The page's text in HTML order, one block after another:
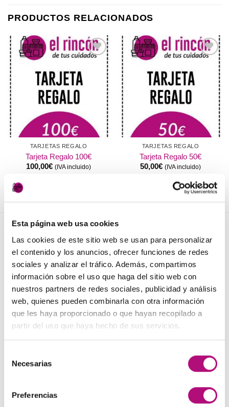
Esta página web usa cookies
Las cookies de este sitio web se usan para personalizar
el contenido y los anuncios, ofrecer funciones de redes
sociales y analizar el tráfico. Además, compartimos
información sobre el uso que haga del sitio web con
nuestros partners de redes sociales, publicidad y análisis
web, quienes pueden combinarla con otra información
que les haya proporcionado o que hayan recopilado a
partir del uso que haya hecho de sus servicios.
Necesarias
Preferencias
PRODUCTOS RELACIONADOS
TARJETAS REGALO
Tarjeta Regalo 100€
100,00€ (IVA incluido)
TARJETAS REGALO
Tarjeta Regalo 50€
50,00€ (IVA incluido)
AÑADIR AL CARRITO
NOVEDADES
Elisièr Instant Bond Tratamiento
El
precio
original
era:
137,00€.
130,00
El
precio
actual
es:
130,00€.
Elisièr Tratamiento Instantaneo 50ml
48,00€ El
45,00€El(IVA incluido)
45,00
Pack anticaída Locion Concentrée